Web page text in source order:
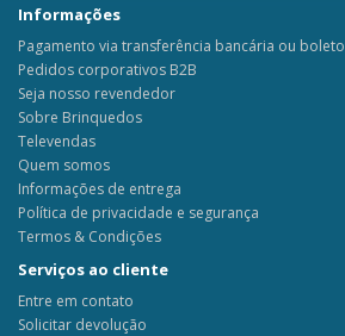
Informações
Pagamento via transferência bancária ou boleto
Pedidos corporativos B2B
Seja nosso revendedor
Sobre Brinquedos
Televendas
Quem somos
Informações de entrega
Política de privacidade e segurança
Termos & Condições
Serviços ao cliente
Entre em contato
Solicitar devolução